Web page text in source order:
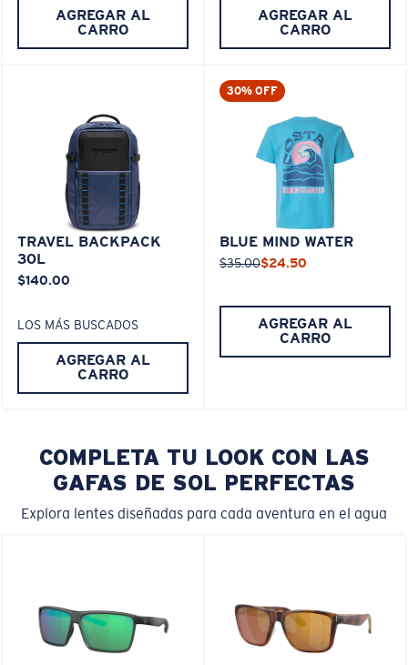
AGREGAR AL
CARRO
AGREGAR AL
CARRO
TRAVEL BACKPACK
30L
$140.00
LOS MÁS BUSCADOS
AGREGAR AL
CARRO
30% OFF
BLUE MIND WATER
$35.00$24.50
AGREGAR AL
CARRO
COMPLETA TU LOOK CON LAS
GAFAS DE SOL PERFECTAS
Explora lentes diseñadas para cada aventura en el agua